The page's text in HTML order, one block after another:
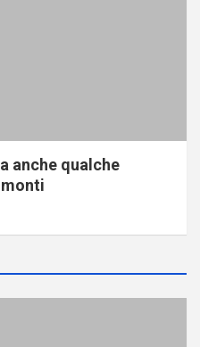
anche qualche